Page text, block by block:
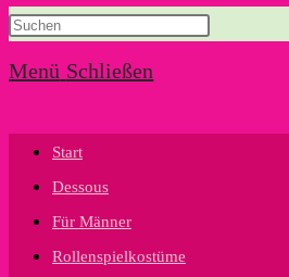
Suche
umschalten
Menü Schließen
Start
Dessous
Für Männer
Rollenspielkostüme